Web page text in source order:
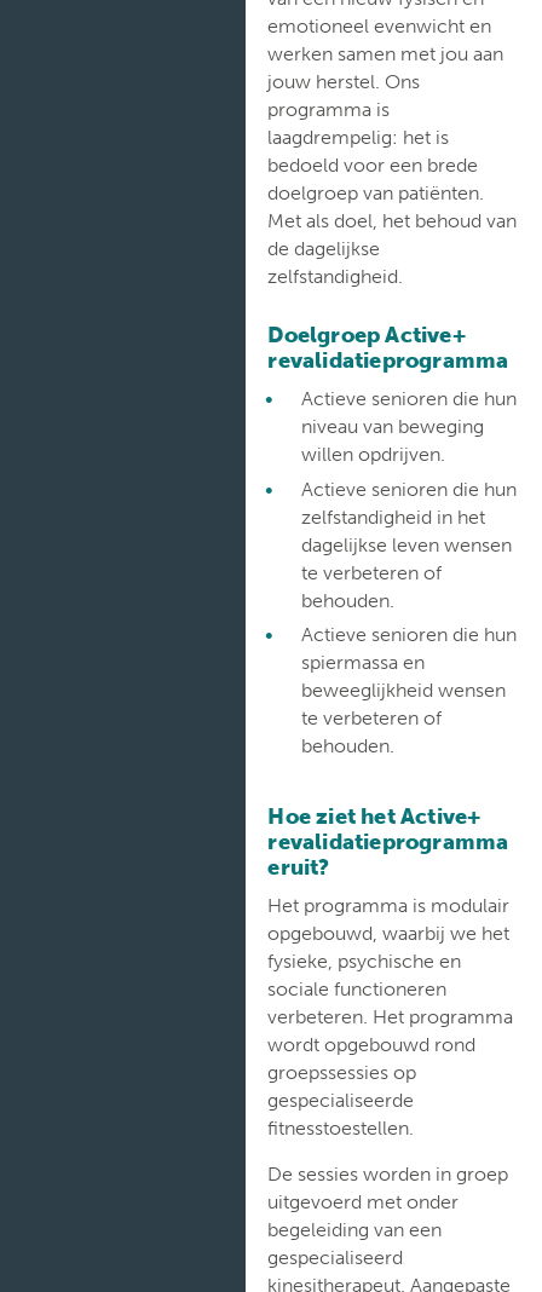
emotioneel evenwicht en
werken samen met jou aan
jouw herstel. Ons
programma is
laagdrempelig: het is
bedoeld voor een brede
doelgroep van patiënten.
Met als doel, het behoud van
de dagelijkse
zelfstandigheid.
Doelgroep Active+
revalidatieprogramma
Actieve senioren die hun
niveau van beweging
willen opdrijven.
Actieve senioren die hun
zelfstandigheid in het
dagelijkse leven wensen
te verbeteren of
behouden.
Actieve senioren die hun
spiermassa en
beweeglijkheid wensen
te verbeteren of
behouden.
Hoe ziet het Active+
revalidatieprogramma
eruit?
Het programma is modulair
opgebouwd, waarbij we het
fysieke, psychische en
sociale functioneren
verbeteren. Het programma
wordt opgebouwd rond
groepssessies op
gespecialiseerde
fitnesstoestellen.
De sessies worden in groep
uitgevoerd met onder
begeleiding van een
gespecialiseerd
kinesitherapeut. Aangepaste